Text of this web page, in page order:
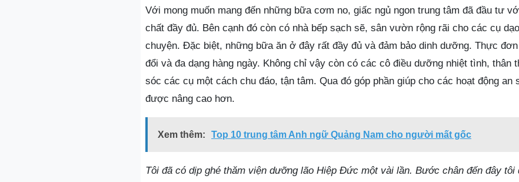
Với mong muốn mang đến những bữa cơm no, giấc ngủ ngon trung tâm đã đầu tư
chất đầy đủ. Bên cạnh đó còn có nhà bếp sạch sẽ, sân vườn rộng rãi cho các cụ
chuyện. Đặc biệt, những bữa ăn ở đây rất đầy đủ và đảm bảo dinh dưỡng. Thực
đổi và đa dạng hàng ngày. Không chỉ vậy còn có các cô điều dưỡng nhiệt tình, thân
sóc các cụ một cách chu đáo, tận tâm. Qua đó góp phần giúp cho các hoạt động an
được nâng cao hơn.
Xem thêm: Top 10 trung tâm Anh ngữ Quảng Nam cho người mất gốc
Tôi đã có dịp ghé thăm viện dưỡng lão Hiệp Đức một vài lần. Bước chân đến đây tôi